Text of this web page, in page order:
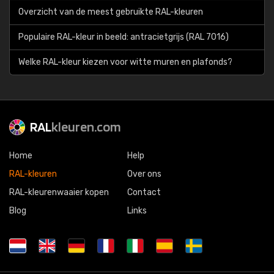
Overzicht van de meest gebruikte RAL-kleuren
Populaire RAL-kleur in beeld: antracietgrijs (RAL 7016)
Welke RAL-kleur kiezen voor witte muren en plafonds?
RALkleuren.com
Home
RAL-kleuren
RAL-kleurenwaaier kopen
Blog
Help
Over ons
Contact
Links